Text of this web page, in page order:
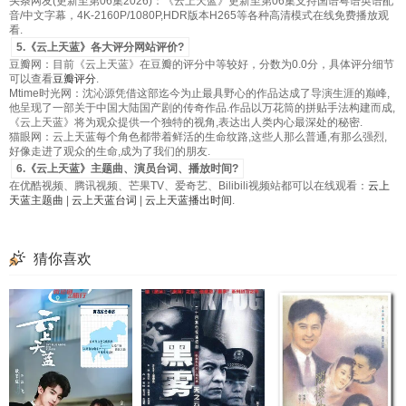
音/中文字幕，4K-2160P/1080P,HDR版本H265等各种高清模式在线免费播放观
看.
5.《云上天蓝》各大评分网站评价?
豆瓣网：目前《云上天蓝》在豆瓣的评分中等较好，分数为0.0分，具体评分细节
可以查看豆瓣评分.
Mtime时光网：沈沁源凭借这部迄今为止最具野心的作品达成了导演生涯的巅峰,
他呈现了一部关于中国大陆国产剧的传奇作品.作品以万花筒的拼贴手法构建而成,
《云上天蓝》将为观众提供一个独特的视角,表达出人类内心最深处的秘密.
猫眼网：云上天蓝每个角色都带着鲜活的生命纹路,这些人那么普通,有那么强烈,
好像走进了观众的生命,成为了我们的朋友.
6.《云上天蓝》主题曲、演员台词、播放时间?
在优酷视频、腾讯视频、芒果TV、爱奇艺、Bilibili视频站都可以在线观看： 云上
天蓝主题曲
云上天蓝台词 云上天蓝播出时间 .
猜你喜欢